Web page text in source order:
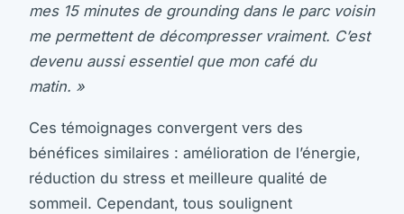
mes 15 minutes de grounding dans le parc voisin
me permettent de décompresser vraiment. C’est
devenu aussi essentiel que mon café du
matin. »
Ces témoignages convergent vers des
bénéfices similaires : amélioration de l’énergie,
réduction du stress et meilleure qualité de
sommeil. Cependant, tous soulignent